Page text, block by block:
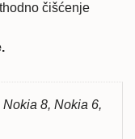
čišćenje
8, Nokia 6,